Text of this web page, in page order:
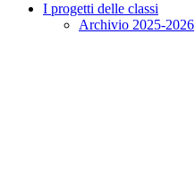
I progetti delle classi
Archivio 2025-2026